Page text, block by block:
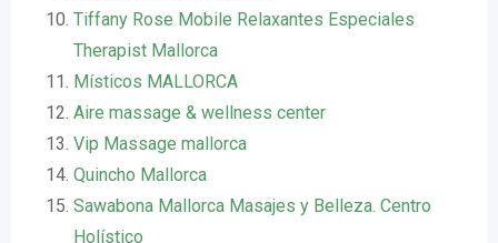
Tiffany Rose Mobile Relaxantes Especiales
Therapist Mallorca
Místicos MALLORCA
Aire massage & wellness center
Vip Massage mallorca
Quincho Mallorca
Sawabona Mallorca Masajes y Belleza. Centro
Holístico